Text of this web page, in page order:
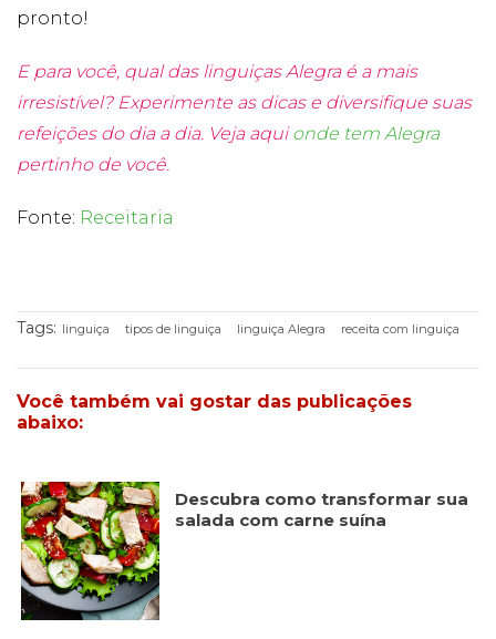
pronto!
E para você, qual das linguiças Alegra é a mais
irresistível? Experimente as dicas e diversifique suas
refeições do dia a dia. Veja aquionde tem Alegra
pertinho de você.
Fonte: Receitaria
Tags: linguiça tipos de linguiça linguiça Alegra receita com linguiça
Você também vai gostar das publicações
abaixo:
Descubra como transformar sua
salada com carne suína